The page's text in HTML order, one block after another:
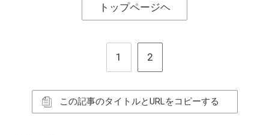
トップページヘ
1 2
この記事のタイトルとURLをコピーする